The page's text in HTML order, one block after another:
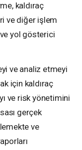
kaldıraç
ve diğer işlem
yol gösterici
ve analiz etmeyi
için kaldıraç
ve risk yönetimini
gerçek
ve